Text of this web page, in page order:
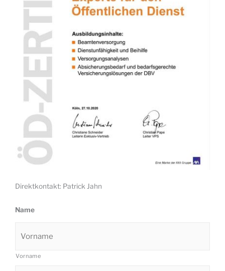
Direktkontakt: Patrick Jahn
Name
Vorname